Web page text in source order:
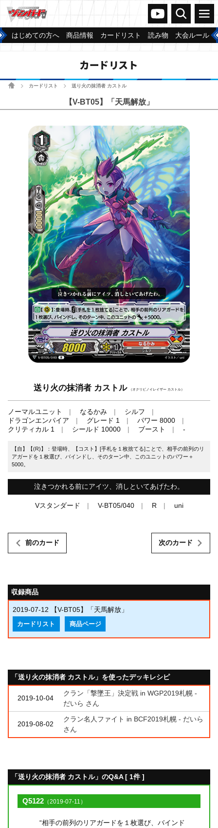
ヴァンガードch
検索 メニュー
はじめての方へ 商品情報 カードリスト 読み物 大会ルール
カードリスト
ホームカードリスト 送り火の抹消者 カストル
【V-BT05】「天馬解放」
送り火の抹消者 カストル （オクリビノイレイザー カストル）
ノーマルユニット なるかみ
シルフ
ドラゴンエンパイア
グレード 1
パワー 8000
クリティカル 1
シールド 10000 ブースト -
【自】【(R)】：登場時、【コスト】[手札を１枚捨てる]ことで、相手の前列のリ
アガードを１枚選び、バインドし、そのターン中、このユニットのパワー＋
5000。
泣きつかれる前にアイツ、消しといてあげたわ。
Vスタンダード V-BT05/040 R uni
前のカード 次のカード
収録商品
2019-07-12 【V-BT05】「天馬解放」
カードリスト 商品ページ
「送り火の抹消者 カストル」を使ったデッキレシピ
2019-10-04
クラン「撃墜王」決定戦 in WGP2019札幌 -
だいら さん
2019-08-02
クラン名人ファイト in BCF2019札幌 - だいら
さん
「送り火の抹消者 カストル」のQ&A [ 1件 ]
Q5122 （2019-07-11）
“相手の前列のリアガードを１枚選び、バインド